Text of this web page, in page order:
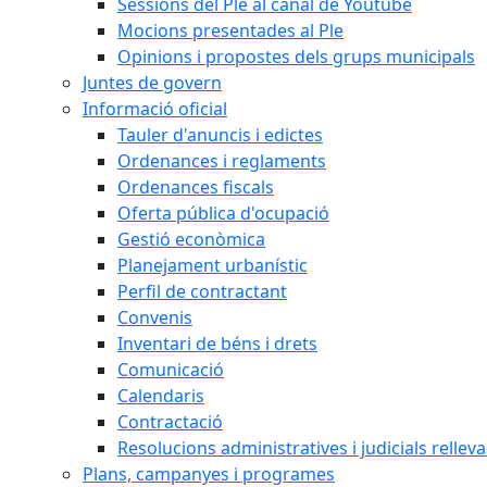
Mocions presentades al Ple
Opinions i propostes dels grups municipals
Juntes de govern
Informació oficial
Tauler d'anuncis i edictes
Ordenances i reglaments
Ordenances fiscals
Oferta pública d'ocupació
Gestió econòmica
Planejament urbanístic
Perfil de contractant
Convenis
Inventari de béns i drets
Comunicació
Calendaris
Contractació
Resolucions administratives i judicials
Plans, campanyes i programes